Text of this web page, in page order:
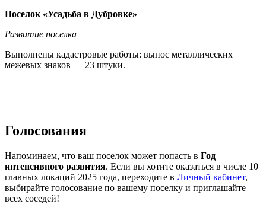
Поселок «Усадьба в Дубровке»
Развитие поселка
Выполнены кадастровые работы: вынос металлических
межевых знаков — 23 штуки.
Голосования
Напоминаем, что ваш поселок может попасть в Год
интенсивного развития. Если вы хотите оказаться в числе 10
главных локаций 2025 года, переходите в Личный кабинет,
выбирайте голосование по вашему поселку и приглашайте
всех соседей!